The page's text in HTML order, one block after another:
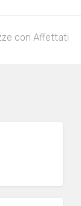
con Affettati